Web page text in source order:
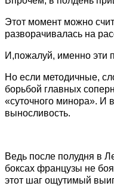
Этот момент можно
разворачивалась на
И,пожалуй, именно эти
Но если методичные,
борьбой главных
«суточного минора». И
выносливость.
Ведь после полудня в
боксах французы не
этот шаг ощутимый